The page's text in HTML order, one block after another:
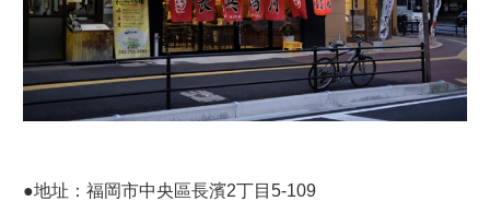
●地址：福岡市中央區長濱2丁目5-109